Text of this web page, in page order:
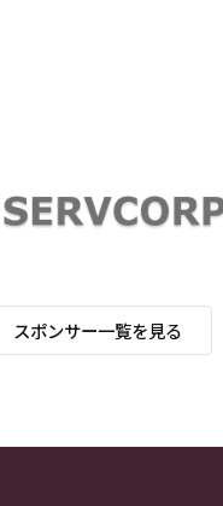
スポンサー一覧を見る